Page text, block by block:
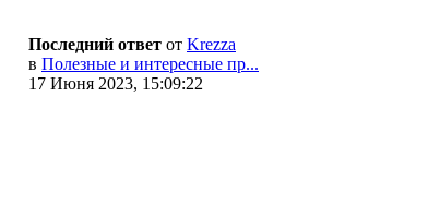
Последний ответ от Krezza
в Полезные и интересные пр...
17 Июня 2023, 15:09:22